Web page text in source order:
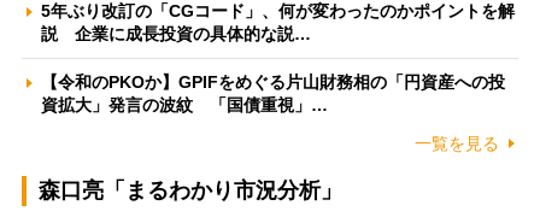
5年ぶり改訂の「CGコード」、何が変わったのかポイントを解
説 企業に成長投資の具体的な説…
【令和のPKOか】GPIFをめぐる片山財務相の「円資産への投
資拡大」発言の波紋 「国債重視」…
一覧を見る
森口亮「まるわかり市況分析」